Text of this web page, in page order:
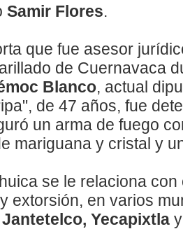
Samir Flores.
que fue asesor
de Cuernavaca
Blanco, actual
de 47 años, fue
un arma de fuego
mariguana y cristal y
se le relaciona
extorsión, en varios
Yecapixtla y